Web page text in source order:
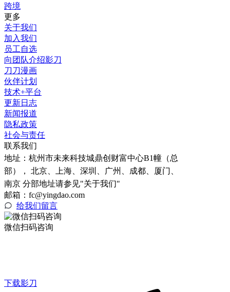
跨境
更多
关于我们
加入我们
员工自选
向团队介绍影刀
刀刀漫画
伙伴计划
技术+平台
更新日志
新闻报道
隐私政策
社会与责任
联系我们
地址： 杭州市未来科技城鼎创财富中心B1幢（总
部）， 北京、上海、深圳、广州、成都、厦门、
南京 分部地址请参见"关于我们"
邮箱：fc@yingdao.com
给我们留言
微信扫码咨询
下载影刀